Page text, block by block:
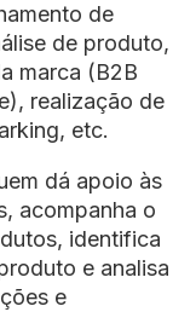
de
de produto,
marca (B2B
realização de
etc.
dá apoio às
acompanha o
identifica
e analisa
e